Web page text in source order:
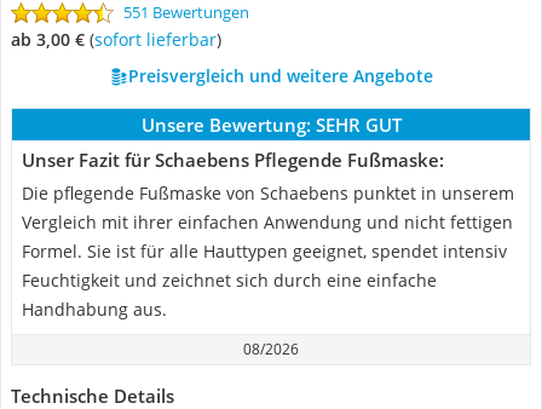
551 Bewertungen
ab 3,00 € ( Sofort lieferbar)
Preisvergleich und weitere Angebote
Unsere Bewertung: SEHR GUT
Unser Fazit für Schaebens Pflegende Fußmaske:
Die pflegende Fußmaske von Schaebens punktet in unserem
Vergleich mit ihrer einfachen Anwendung und nicht fettigen
Formel. Sie ist für alle Hauttypen geeignet, spendet intensiv
Feuchtigkeit und zeichnet sich durch eine einfache
Handhabung aus.
08/2026
Technische Details